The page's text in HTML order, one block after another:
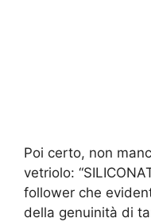
Poi certo, non
vetriolo:
follower che
della genuinità di